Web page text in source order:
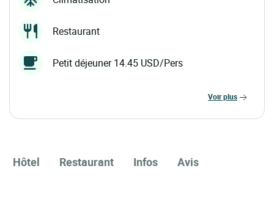
Restaurant
Petit déjeuner 14.45 USD/Pers
voir plus
Hôtel Restaurant Infos Avis